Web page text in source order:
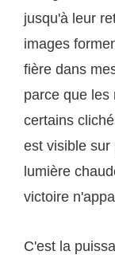
jusqu'à leur
images
fière dans
parce que
certains
est visible
lumière
victoire
C'est la